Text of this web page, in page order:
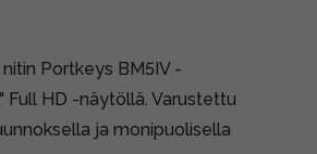
Portkeys BM5IV -
Full HD -näytöllä. Varustettu
ja monipuolisella